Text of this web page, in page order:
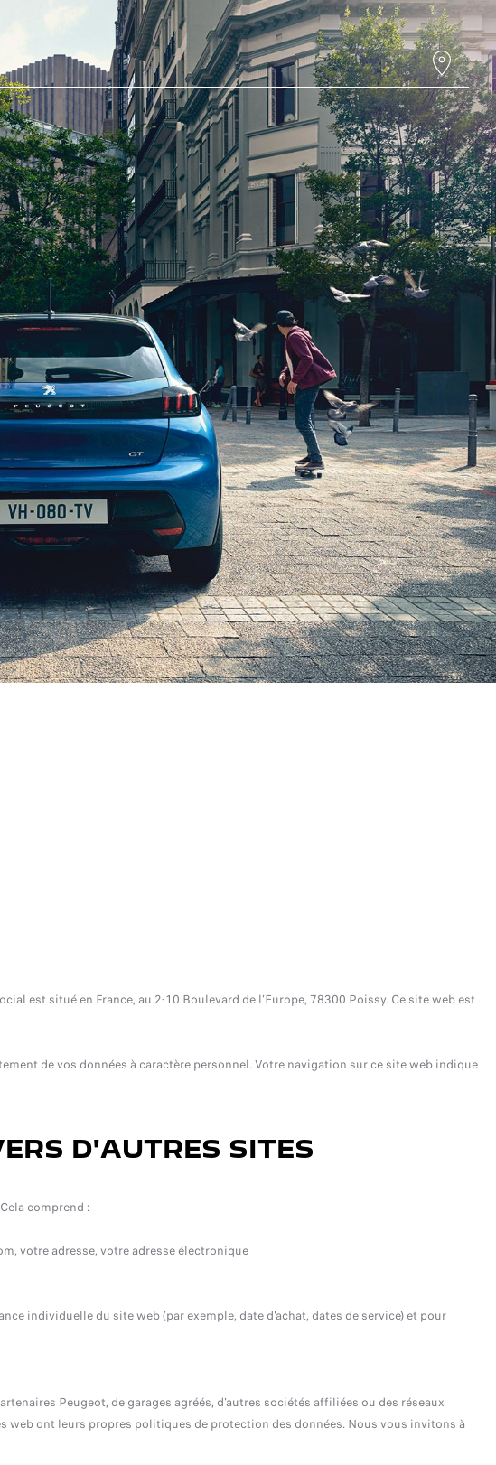
est situé en France, au 2-10 Boulevard de l’Europe, 78300 Poissy. Ce site web est
de vos données à caractère personnel. Votre navigation sur ce site web indique
D'AUTRES SITES
comprend :
votre adresse, votre adresse électronique
individuelle du site web (par exemple, date d'achat, dates de service) et pour
Peugeot, de garages agréés, d'autres sociétés affiliées ou des réseaux
web ont leurs propres politiques de protection des données. Nous vous invitons à